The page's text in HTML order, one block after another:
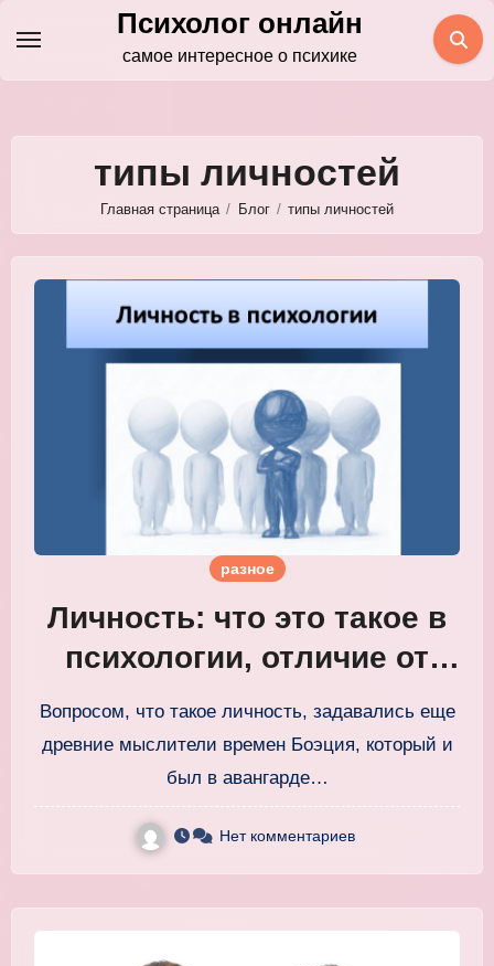
содержимому
Психолог онлайн
самое интересное о психике
типы личностей
Главная страница Блог типы личностей
разное
Личность: что это такое в
психологии, отличие от
индивидуальности
Вопросом, что такое личность, задавались еще
древние мыслители времен Боэция, который и
был в авангарде…
Нет комментариев